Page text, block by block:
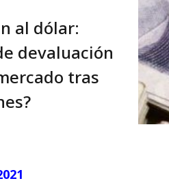
al dólar:
devaluación
tras